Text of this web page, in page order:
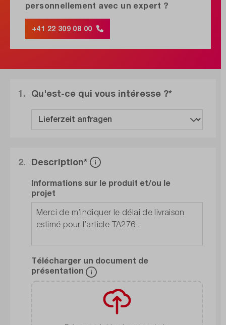
personnellement avec un expert ?
+41 22 309 08 00
Qu'est-ce qui vous intéresse ?*
1.
Description*
2.
Informations sur le produit et/ou le
projet
Télécharger un document de
présentation